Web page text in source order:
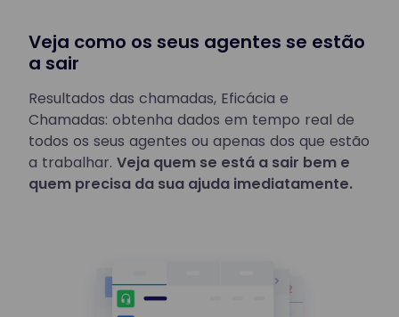
Veja como os seus agentes se estão
a sair
Resultados das chamadas, Eficácia e
Chamadas: obtenha dados em tempo real de
todos os seus agentes ou apenas dos que estão
a trabalhar. Veja quem se está a sair bem e
quem precisa da sua ajuda imediatamente.